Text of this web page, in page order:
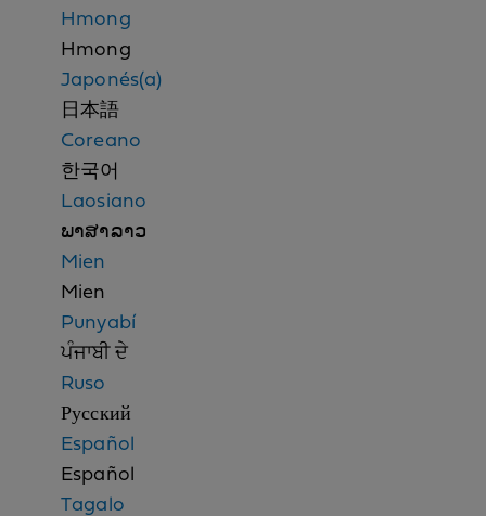
Hmong
Hmong
Japonés(a)
日本語
Coreano
한국어
Laosiano
ພາສາລາວ
Mien
Mien
Punyabí
ਪੰਜਾਬੀ ਦੇ
Ruso
Русский
Español
Español
Tagalo